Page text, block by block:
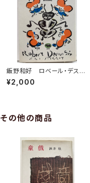
飯野和好 ロベール・デスノ
ス おはなしうた 二宮フサ
訳 初版 1976年 晶文社
¥2,000
その他の商品